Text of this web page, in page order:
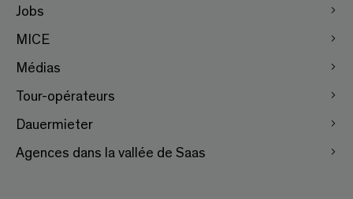
Jobs
MICE
Médias
Tour-opérateurs
Dauermieter
Agences dans la vallée de Saas